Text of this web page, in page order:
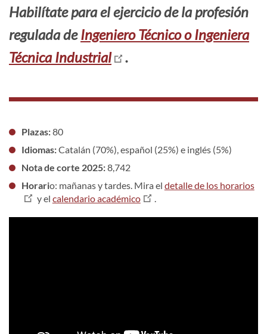
Habilítatepara el ejercicio de la profesión
regulada deIngeniero Técnico o Ingeniera
Técnica Industrial
.
Plazas:80
Idiomas:Catalán (70%), español (25%) e inglés (5%)
Nota de corte 2025:8,742
Horario: mañanas y tardes. Mira el detalle de los horarios
y el calendario académico